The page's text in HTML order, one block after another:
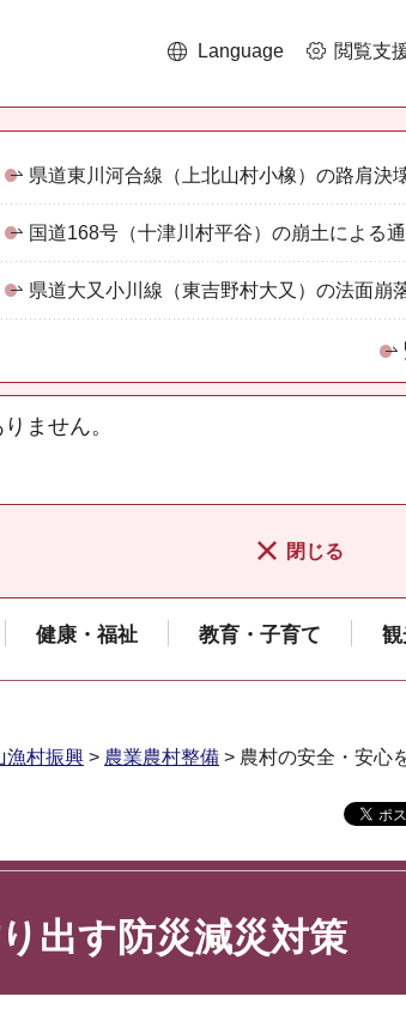
Language 閲覧支
県道東川河合線（上北山村小橡）の路肩決
国道168号（十津川村平谷）の崩土による
県道大又小川線（東吉野村大又）の法面崩
ません。
閉じる
健康・福祉 教育・子育て
漁村振興 > 農業農村整備 > 農村の安全・安心
出す防災減災対策